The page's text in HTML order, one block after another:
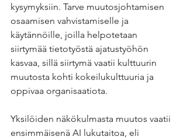
kysymyksiin. Tarve muutosjohtamisen
osaamisen vahvistamiselle ja
käytännöille, joilla helpotetaan
siirtymää tietotyöstä ajatustyöhön
kasvaa, sillä siirtymä vaatii kulttuurin
muutosta kohti kokeilukulttuuria ja
oppivaa organisaatiota.
Yksilöiden näkökulmasta muutos vaatii
ensimmäisenä AI lukutaitoa, eli